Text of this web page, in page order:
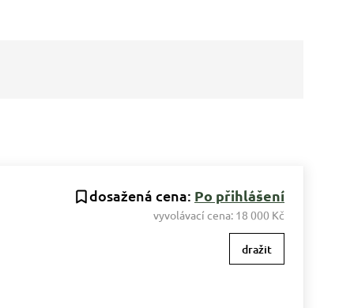
dosažená cena: Po přihlášení
vyvolávací cena: 18 000 Kč
dražit